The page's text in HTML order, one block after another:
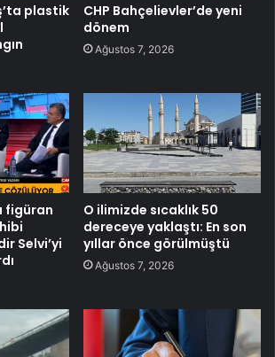
plastik
CHP Bahçelievler’de yeni
dönem
Ağustos 7, 2026
figüran
Selvi’yi
O ilimizde sıcaklık 50
dereceye yaklaştı: En son
yıllar önce görülmüştü
Ağustos 7, 2026